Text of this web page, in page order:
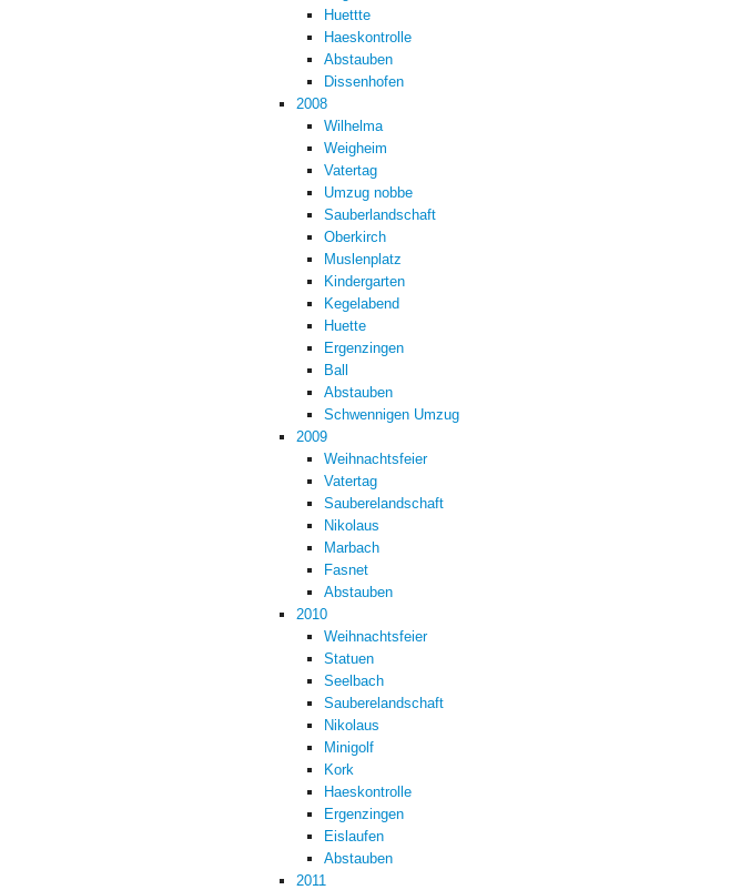
Huettte
Haeskontrolle
Abstauben
Dissenhofen
2008
Wilhelma
Weigheim
Vatertag
Umzug nobbe
Sauberlandschaft
Oberkirch
Muslenplatz
Kindergarten
Kegelabend
Huette
Ergenzingen
Ball
Abstauben
Schwennigen Umzug
2009
Weihnachtsfeier
Vatertag
Sauberelandschaft
Nikolaus
Marbach
Fasnet
Abstauben
2010
Weihnachtsfeier
Statuen
Seelbach
Sauberelandschaft
Nikolaus
Minigolf
Kork
Haeskontrolle
Ergenzingen
Eislaufen
Abstauben
2011